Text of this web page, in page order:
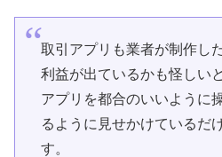
取引アプリも業者が制作し
利益が出ているかも怪しい
アプリを都合のいいように
るように見せかけているだ
す。